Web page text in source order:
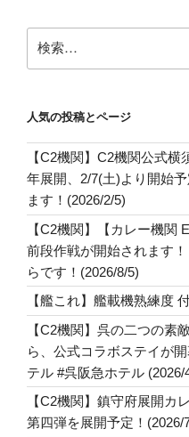
索:
人気の投稿とページ
【C2機関】C2機関公式
年展開、2/7(土)より開始
ます！(2026/2/5)
【C2機関】【カレー機関
前段作戦が開始されます
らです！(2026/8/5)
【艦これ】艦載機熟練度
【C2機関】呉の二つの素
ら、公式コラボステイが
テル #呉阪急ホテル (2026/
【C2機関】鎮守府展開
第四弾を展開予定！(2026/